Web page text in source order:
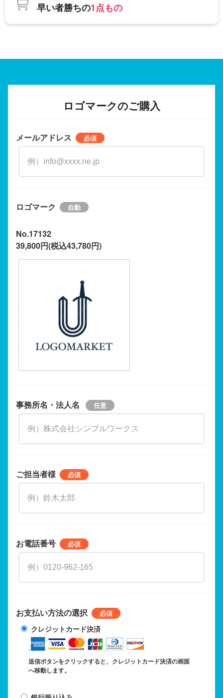
早い者勝ちの1点もの
ロゴマークのご購入
メールアドレス
ロゴマーク
No.17132
39,800円(税込43,780円)
事務所名・法人名
ご担当者様
お電話番号
お支払い方法の選択
クレジットカード決済
送信ボタンをクリックすると、クレジットカード決済の画面
へ移動します。